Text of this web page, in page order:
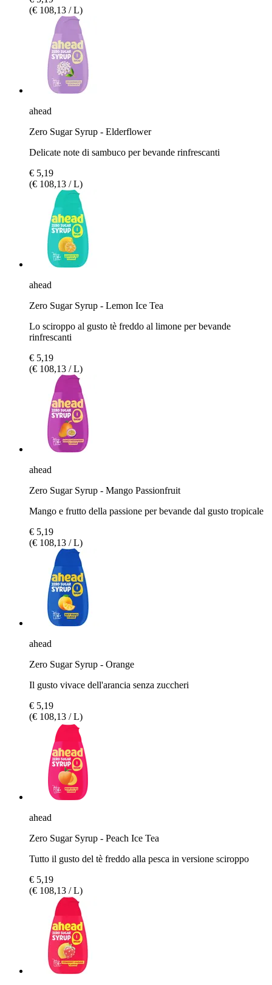
(€ 108,13 / L)
ahead
Zero Sugar Syrup - Elderflower
Delicate note di sambuco per bevande rinfrescanti
€ 5,19
(€ 108,13 / L)
ahead
Zero Sugar Syrup - Lemon Ice Tea
Lo sciroppo al gusto tè freddo al limone per bevande
rinfrescanti
€ 5,19
(€ 108,13 / L)
ahead
Zero Sugar Syrup - Mango Passionfruit
Mango e frutto della passione per bevande dal gusto tropicale
€ 5,19
(€ 108,13 / L)
ahead
Zero Sugar Syrup - Orange
Il gusto vivace dell'arancia senza zuccheri
€ 5,19
(€ 108,13 / L)
ahead
Zero Sugar Syrup - Peach Ice Tea
Tutto il gusto del tè freddo alla pesca in versione sciroppo
€ 5,19
(€ 108,13 / L)